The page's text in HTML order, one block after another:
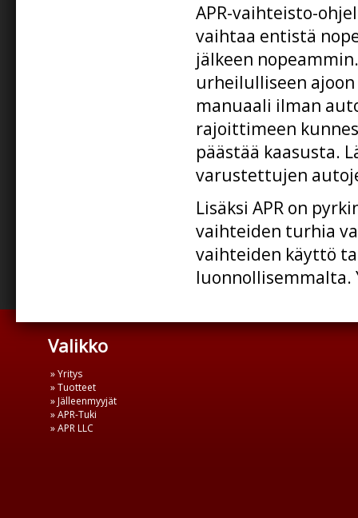
APR-vaihteisto-
vaihtaa entistä
jälkeen
urheilulliseen
manuaali ilman
rajoittimeen
päästää kaasusta.
varustettujen
Lisäksi APR on
vaihteiden turhia
vaihteiden käyttö
Valikko
» Yritys
» Tuotteet
» Jälleenmyyjät
» APR-Tuki
» APR LLC